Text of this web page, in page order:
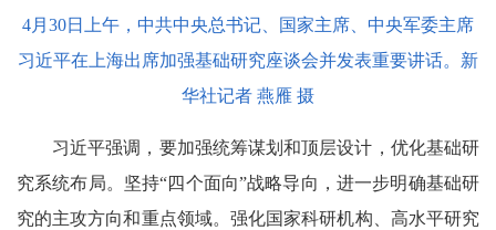
4月30日上午，中共中央总书记、国家主席、中央军委主席
习近平在上海出席加强基础研究座谈会并发表重要讲话。新
华社记者 燕雁 摄
习近平强调，要加强统筹谋划和顶层设计，优化基础研
究系统布局。坚持“四个面向”战略导向，进一步明确基础研
究的主攻方向和重点领域。强化国家科研机构、高水平研究